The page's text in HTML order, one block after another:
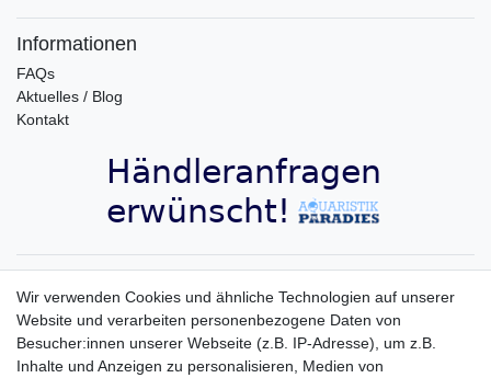
Informationen
FAQs
Aktuelles / Blog
Kontakt
Aquaristik-Paradies Newsletter
E-MAIL **
Newsletter
Honig
Wir verwenden Cookies und ähnliche Technologien auf unserer
Website und verarbeiten personenbezogene Daten von
Besucher:innen unserer Webseite (z.B. IP-Adresse), um z.B.
Inhalte und Anzeigen zu personalisieren, Medien von